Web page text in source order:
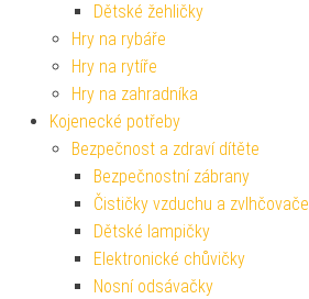
Dětské žehličky
Hry na rybáře
Hry na rytíře
Hry na zahradníka
Kojenecké potřeby
Bezpečnost a zdraví dítěte
Bezpečnostní zábrany
Čističky vzduchu a zvlhčovače
Dětské lampičky
Elektronické chůvičky
Nosní odsávačky